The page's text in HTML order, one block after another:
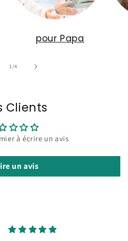
pour Papa
1/de
4
Clients
à écrire un avis
un avis